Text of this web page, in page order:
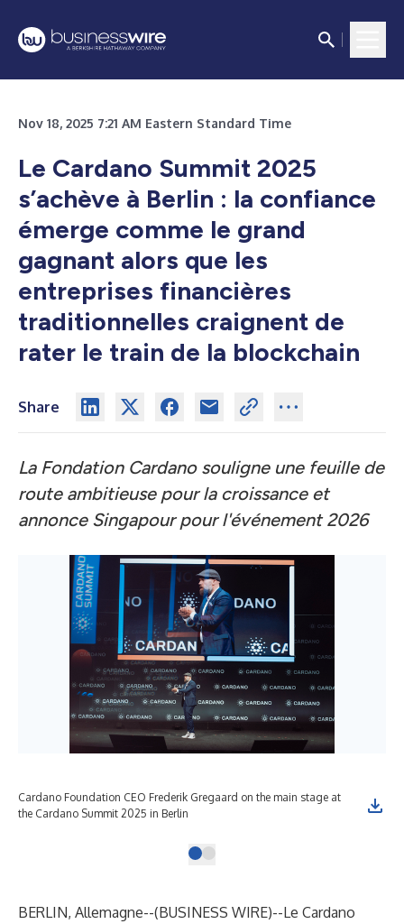
Nov 18, 2025 7:21 AM Eastern Standard Time
Le Cardano Summit 2025
s’achève à Berlin : la confiance
émerge comme le grand
gagnant alors que les
entreprises financières
traditionnelles craignent de
rater le train de la blockchain
Share
La Fondation Cardano souligne une feuille de
route ambitieuse pour la croissance et
annonce Singapour pour l'événement 2026
Cardano Foundation CEO Frederik Gregaard on the main stage at
the Cardano Summit 2025 in Berlin
BERLIN, Allemagne--(BUSINESS WIRE)--Le Cardano